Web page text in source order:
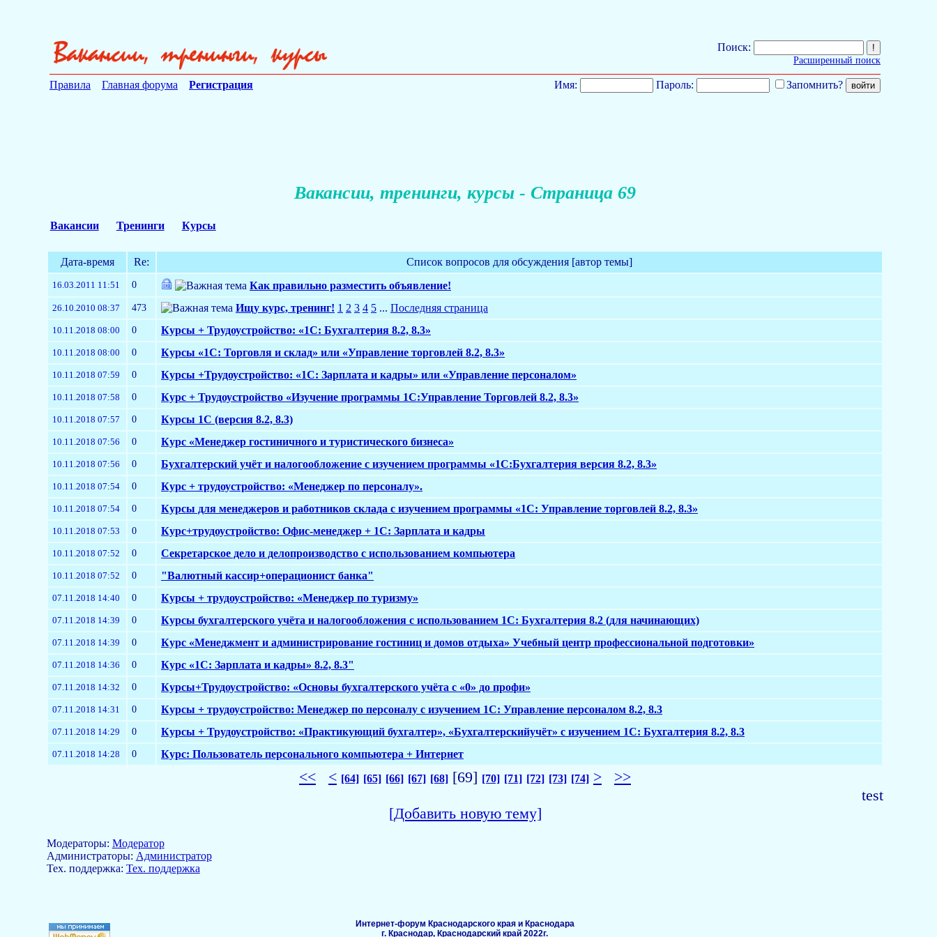
Поиск:
Расширенный поиск
Правила Главная форума Регистрация Имя: Пароль: Запомнить?
Вакансии, тренинги, курсы - Страница 69
Вакансии Тренинги Курсы
Дата-время Re: Список вопросов для обсуждения [автор темы]
16.03.2011 11:51 0 Как правильно разместить объявление!
26.10.2010 08:37 473 Ищу курс, тренинг! 1 2 3 4 5 ... Последняя страница
10.11.2018 08:00 0 Курсы + Трудоустройство: «1С: Бухгалтерия 8.2, 8.3»
10.11.2018 08:00 0 Курсы «1С: Торговля и склад» или «Управление торговлей 8.2, 8.3»
10.11.2018 07:59 0 Курсы +Трудоустройство: «1С: Зарплата и кадры» или «Управление персоналом»
10.11.2018 07:58 0 Курс + Трудоустройство «Изучение программы 1С:Управление Торговлей 8.2, 8.3»
10.11.2018 07:57 0 Курсы 1С (версия 8.2, 8.3)
10.11.2018 07:56 0 Курс «Менеджер гостиничного и туристического бизнеса»
10.11.2018 07:56 0 Бухгалтерский учёт и налогообложение с изучением программы «1С:Бухгалтерия версия 8.2, 8.3»
10.11.2018 07:54 0 Курс + трудоустройство: «Менеджер по персоналу».
10.11.2018 07:54 0 Курсы для менеджеров и работников склада с изучением программы «1С: Управление торговлей 8.2, 8.3»
10.11.2018 07:53 0 Курс+трудоустройство: Офис-менеджер + 1С: Зарплата и кадры
10.11.2018 07:52 0 Секретарское дело и делопроизводство с использованием компьютера
10.11.2018 07:52 0 "Валютный кассир+операционист банка"
07.11.2018 14:40 0 Курсы + трудоустройство: «Менеджер по туризму»
07.11.2018 14:39 0 Курсы бухгалтерского учёта и налогообложения с использованием 1С: Бухгалтерия 8.2 (для начинающих)
07.11.2018 14:39 0 Курс «Менеджмент и администрирование гостиниц и домов отдыха» Учебный центр профессиональной подготовки»
07.11.2018 14:36 0 Курс «1С: Зарплата и кадры» 8.2, 8.3"
07.11.2018 14:32 0 Курсы+Трудоустройство: «Основы бухгалтерского учёта с «0» до профи»
07.11.2018 14:31 0 Курсы + трудоустройство: Менеджер по персоналу с изучением 1С: Управление персоналом 8.2, 8.3
07.11.2018 14:29 0 Курсы + Трудоустройство: «Практикующий бухгалтер», «Бухгалтерскийучёт» с изучением 1С: Бухгалтерия 8.2, 8.3
07.11.2018 14:28 0 Курс: Пользователь персонального компьютера + Интернет
<< < [64] [65] [66] [67] [68] [69] [70] [71] [72] [73] [74] >
>>
test
[Добавить новую тему]
Модераторы: Модератор
Aдминистраторы: Администратор
Тех. поддержка: Тех. поддержка
Интернет-форум Краснодарского края и Краснодара
г. Краснодар, Краснодарский край 2022г.